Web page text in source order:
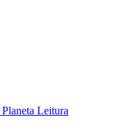
Planeta Leitura